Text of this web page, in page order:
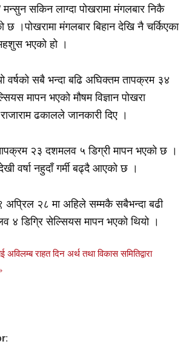
सकिन लाग्दा पोखरामा मंगलबार निकै
छ ।पोखरामा मंगलबार बिहान देखि नै चर्किएका
भएको हो ।
वर्षको सबै भन्दा बढि अघिक्तम तापक्रम ३४
मापन भएको मौषम विज्ञान पोखरा
ढकालले जानकारी दिए ।
२३ दशमलव ५ डिग्री मापन भएको छ ।
वर्षा नहुदाँ गर्मी बढ्दै आएको छ ।
अप्रिल २८ मा अहिले सम्मकै सबैभन्दा बढी
४ डिग्रि सेल्सियस मापन भएको थियो ।
राहत दिन अर्थ तथा विकास समितिद्वारा
: